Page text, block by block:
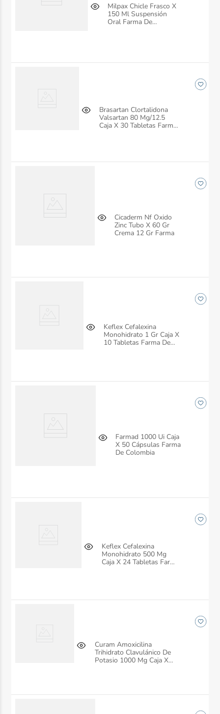
Milpax Chicle Frasco X
150 Ml Suspensión
Oral Farma De
Brasartan Clortalidona
Valsartan 80 Mg/12.5
Caja X 30 Tabletas Farma
Cicaderm Nf Oxido
Zinc Tubo X 60 Gr
Crema 12 Gr Farma
Keflex Cefalexina
Monohidrato 1 Gr Caja X
10 Tabletas Farma De
Farmad 1000 Ui Caja
X 50 Cápsulas Farma
De Colombia
Keflex Cefalexina
Monohidrato 500 Mg
Caja X 24 Tabletas Farma
Curam Amoxicilina
Trihidrato Clavulánico De
Potasio 1000 Mg Caja X